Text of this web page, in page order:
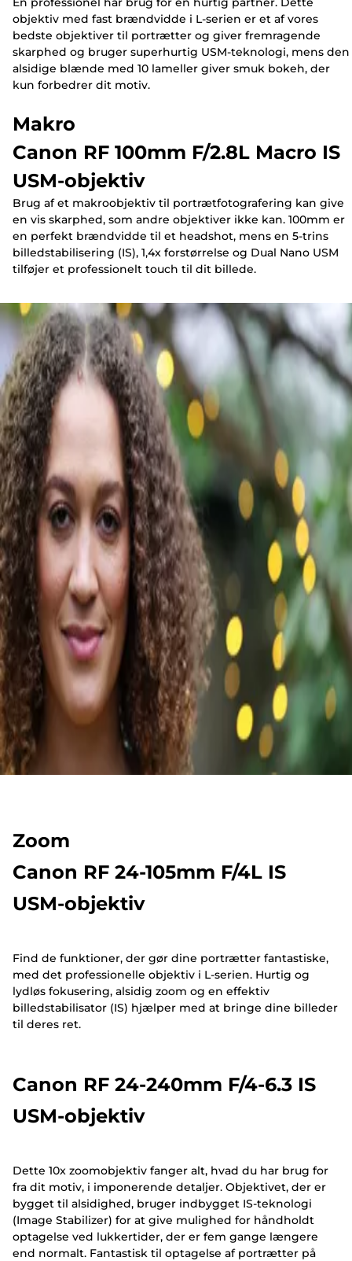
objektiv med fast brændvidde i L-serien er et af vores
bedste objektiver til portrætter og giver fremragende
skarphed og bruger superhurtig USM-teknologi, mens den
alsidige blænde med 10 lameller giver smuk bokeh, der
kun forbedrer dit motiv.
Makro
Canon RF 100mm F/2.8L Macro IS
USM-objektiv
Brug af et makroobjektiv til portrætfotografering kan give
en vis skarphed, som andre objektiver ikke kan. 100mm er
en perfekt brændvidde til et headshot, mens en 5-trins
billedstabilisering (IS), 1,4x forstørrelse og Dual Nano USM
tilføjer et professionelt touch til dit billede.
Zoom
Canon RF 24-105mm F/4L IS
USM-objektiv
Find de funktioner, der gør dine portrætter fantastiske,
med det professionelle objektiv i L-serien. Hurtig og
lydløs fokusering, alsidig zoom og en effektiv
billedstabilisator (IS) hjælper med at bringe dine billeder
til deres ret.
Canon RF 24-240mm F/4-6.3 IS
USM-objektiv
Dette 10x zoomobjektiv fanger alt, hvad du har brug for
fra dit motiv, i imponerende detaljer. Objektivet, der er
bygget til alsidighed, bruger indbygget IS-teknologi
(Image Stabilizer) for at give mulighed for håndholdt
optagelse ved lukkertider, der er fem gange længere
end normalt. Fantastisk til optagelse af portrætter på